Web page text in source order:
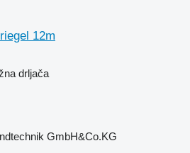
12m
drljača
GmbH&Co.KG